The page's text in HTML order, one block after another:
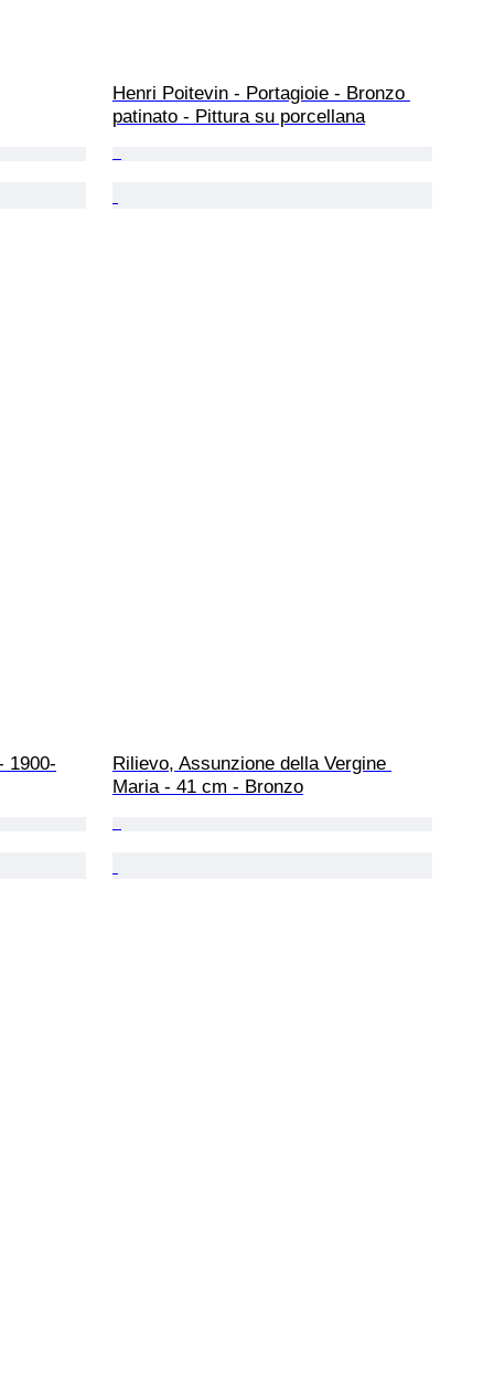
Henri Poitevin - Portagioie - Bronzo
patinato - Pittura su porcellana
Rilievo, Assunzione della Vergine
Maria - 41 cm - Bronzo